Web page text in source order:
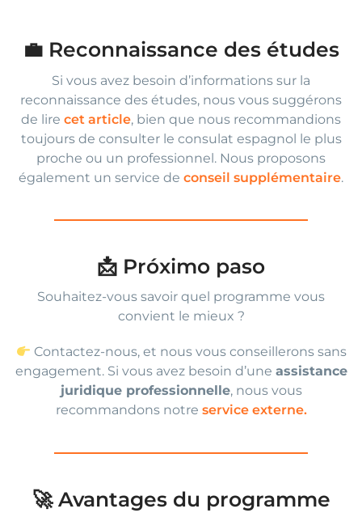
💼 Reconnaissance des études
Si vous avez besoin d’informations sur la
reconnaissance des études, nous vous suggérons
de lire cet article, bien que nous recommandions
toujours de consulter le consulat espagnol le plus
proche ou un professionnel. Nous proposons
également un service de conseil supplémentaire.
📩 Próximo paso
Souhaitez-vous savoir quel programme vous
convient le mieux ?
Contactez-nous, et nous vous conseillerons sans
engagement. Si vous avez besoin d’une assistance
juridique professionnelle, nous vous
recommandons notre service externe.
🚀 Avantages du programme